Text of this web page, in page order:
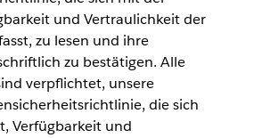
und Vertraulichkeit der
zu lesen und ihre
zu bestätigen. Alle
verpflichtet, unsere
die sich
Verfügbarkeit und